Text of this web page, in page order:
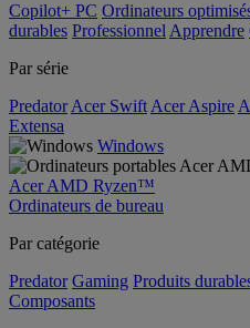
Copilot+ PC Ordinateurs
durables Professionnel Apprendre
Par série
Predator Acer Swift Acer Aspire
Extensa
Windows
Acer AMD Ryzen™
Ordinateurs de bureau
Par catégorie
Predator Gaming Produits
Composants